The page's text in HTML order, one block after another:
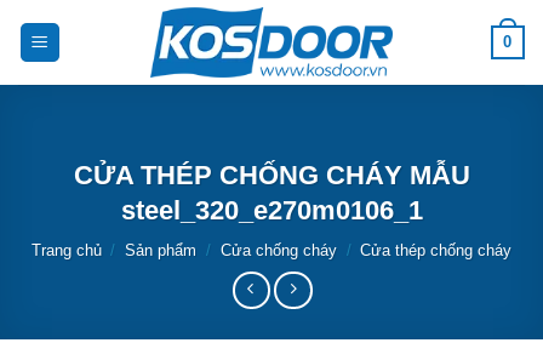
0
CỬA THÉP CHỐNG CHÁY MẪU
steel_320_e270m0106_1
Trang chủ / Sản phẩm / Cửa chống cháy / Cửa thép chống cháy